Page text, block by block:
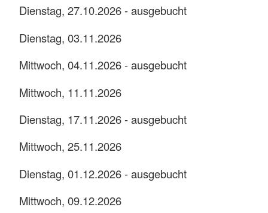
Dienstag, 27.10.2026 - ausgebucht
Dienstag, 03.11.2026
Mittwoch, 04.11.2026 - ausgebucht
Mittwoch, 11.11.2026
Dienstag, 17.11.2026 - ausgebucht
Mittwoch, 25.11.2026
Dienstag, 01.12.2026 - ausgebucht
Mittwoch, 09.12.2026